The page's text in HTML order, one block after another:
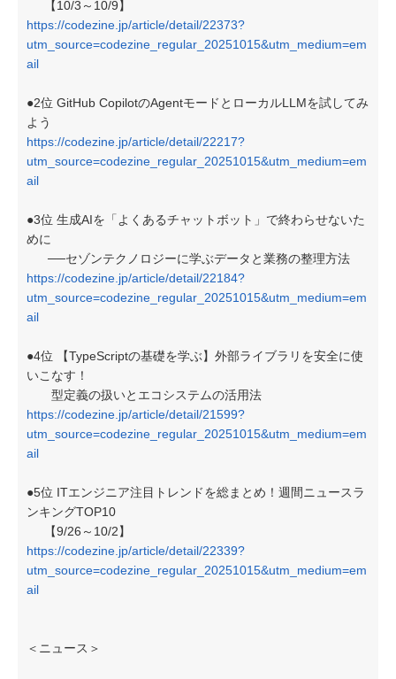
【10/3～10/9】
https://codezine.jp/article/detail/22373?
utm_source=codezine_regular_20251015&utm_medium=em
ail
●2位 GitHub CopilotのAgentモードとローカルLLMを試してみ
よう
https://codezine.jp/article/detail/22217?
utm_source=codezine_regular_20251015&utm_medium=em
ail
●3位 生成AIを「よくあるチャットボット」で終わらせないた
めに
──セゾンテクノロジーに学ぶデータと業務の整理方法
https://codezine.jp/article/detail/22184?
utm_source=codezine_regular_20251015&utm_medium=em
ail
●4位 【TypeScriptの基礎を学ぶ】外部ライブラリを安全に使
いこなす！
型定義の扱いとエコシステムの活用法
https://codezine.jp/article/detail/21599?
utm_source=codezine_regular_20251015&utm_medium=em
ail
●5位 ITエンジニア注目トレンドを総まとめ！週間ニュースラ
ンキングTOP10
【9/26～10/2】
https://codezine.jp/article/detail/22339?
utm_source=codezine_regular_20251015&utm_medium=em
ail
＜ニュース＞